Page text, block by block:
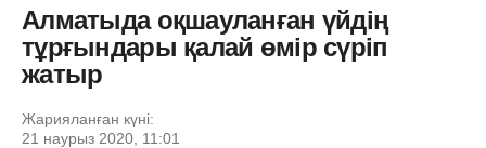
Алматыда оқшауланған үйдің
тұрғындары қалай өмір сүріп
жатыр
Жарияланған күні:
21 наурыз 2020, 11:01